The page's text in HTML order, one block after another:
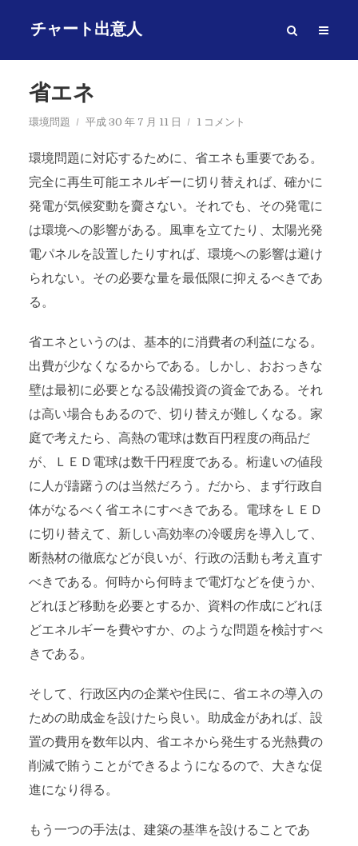
チャート出意人
省エネ
環境問題 平成 30 年 7 月 11 日 1 コメント
環境問題に対応するために、省エネも重要である。
完全に再生可能エネルギーに切り替えれば、確かに
発電が気候変動を齎さない。それでも、その発電に
は環境への影響がある。風車を立てたり、太陽光発
電パネルを設置したりすれば、環境への影響は避け
られない。その必要な量を最低限に抑えるべきであ
る。
省エネというのは、基本的に消費者の利益になる。
出費が少なくなるからである。しかし、おおっきな
壁は最初に必要となる設備投資の資金である。それ
は高い場合もあるので、切り替えが難しくなる。家
庭で考えたら、高熱の電球は数百円程度の商品だ
が、ＬＥＤ電球は数千円程度である。桁違いの値段
に人が躊躇うのは当然だろう。だから、まず行政自
体がなるべく省エネにすべきである。電球をＬＥＤ
に切り替えて、新しい高効率の冷暖房を導入して、
断熱材の徹底などが良いが、行政の活動も考え直す
べきである。何時から何時まで電灯などを使うか、
どれほど移動を必要とするか、資料の作成にどれほ
どエネルギーを費やすか、のような問題を検討すべ
きである。
そして、行政区内の企業や住民に、省エネの導入の
ための助成金を設けたら良い。助成金があれば、設
置の費用を数年以内、省エネから発生する光熱費の
削減で賄うことができるようになるので、大きな促
進になり得る。
もう一つの手法は、建築の基準を設けることであ